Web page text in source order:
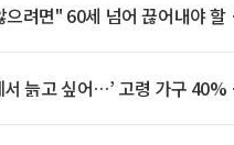
으려면" 60세 넘어 끊어내야 할
서 늙고 싶어…’ 고령 가구 40%